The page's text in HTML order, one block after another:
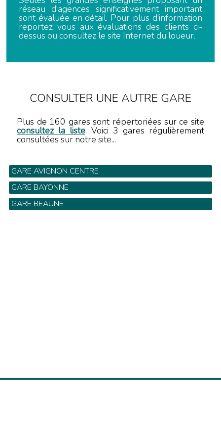
réseau d'agences significativement important
sont évaluée en détail. Pour plus d'information
reportez vous aux évaluations des clients ci-
dessus ou consultez le site Internet du loueur.
CONSULTER UNE AUTRE GARE
Plus de 160 gares sont répertoriées sur ce site
consultez la liste. Voici 3 gares régulièrement
consultées sur notre site...
GARE AVIGNON CENTRE
GARE BAYONNE
GARE BEAUNE